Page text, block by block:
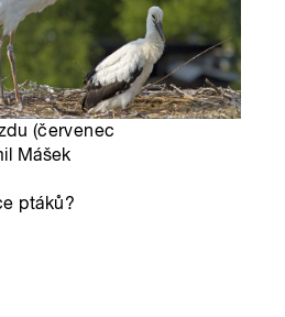
(červenec
Mášek
ptáků?